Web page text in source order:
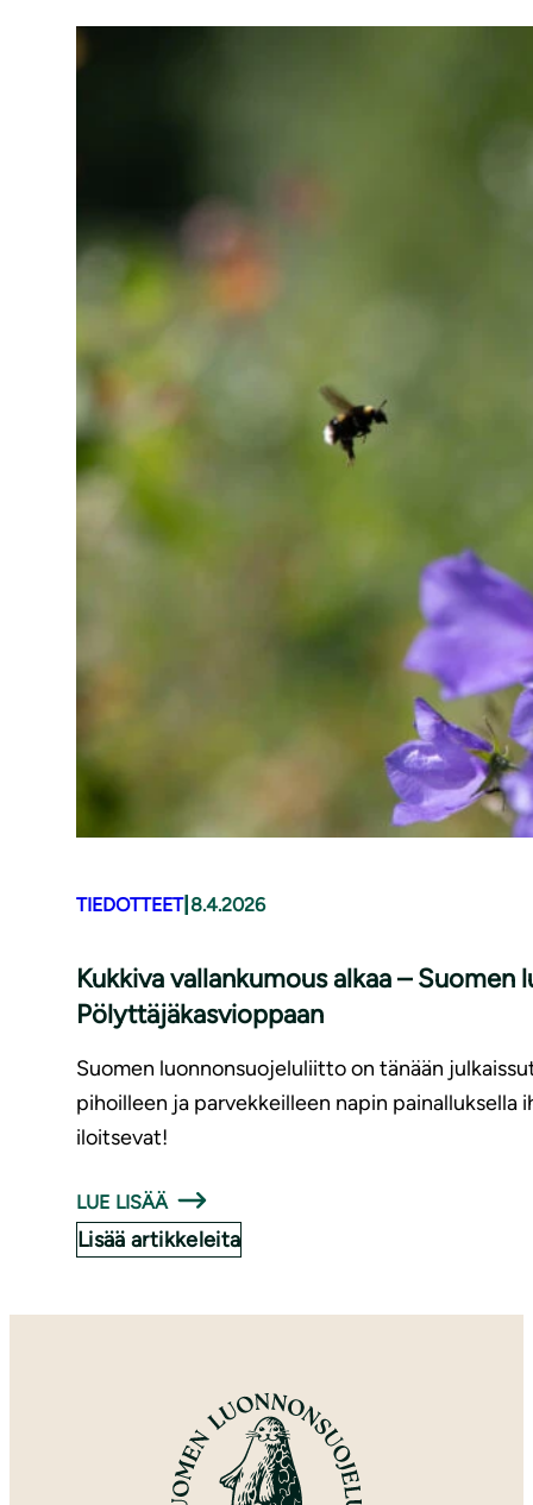
TIEDOTTEET| 8.4.2026
Kukkiva vallankumous alkaa –
Pölyttäjäkasvioppaan
Suomen luonnonsuojeluliitto on tänään
pihoilleen ja parvekkeilleen napin painalluksella
iloitsevat!
LUE LISÄÄ
Lisää artikkeleita